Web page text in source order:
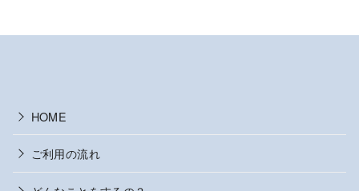
HOME
ご利用の流れ